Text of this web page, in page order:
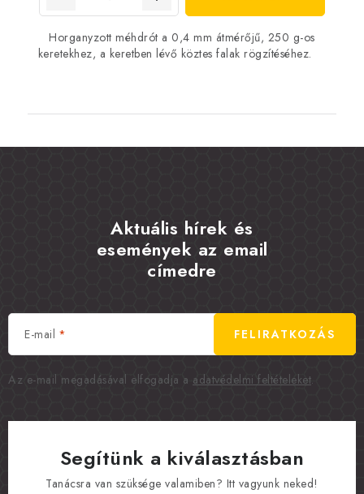
Horganyzott méhdrót a 0,4 mm átmérőjű, 250 g-os
keretekhez, a keretben lévő köztes falak rögzítéséhez.
Aktuális hírek és
események az email
címedre
E-mail
Az e-mail megadásával elfogadja a adatvédelmi feltételeket.
FELIRATKOZÁS
Segítünk a kiválasztásban
Tanácsra van szüksége valamiben? Itt vagyunk neked!